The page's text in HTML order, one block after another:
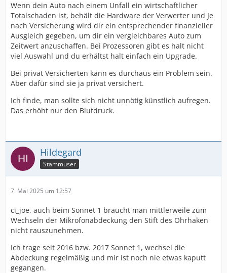
Wenn dein Auto nach einem Unfall ein wirtschaftlicher
Totalschaden ist, behält die Hardware der Verwerter und Je
nach Versicherung wird dir ein entsprechender finanzieller
Ausgleich gegeben, um dir ein vergleichbares Auto zum
Zeitwert anzuschaffen. Bei Prozessoren gibt es halt nicht
viel Auswahl und du erhältst halt einfach ein Upgrade.
Bei privat Versicherten kann es durchaus ein Problem sein.
Aber dafür sind sie ja privat versichert.
Ich finde, man sollte sich nicht unnötig künstlich aufregen.
Das erhöht nur den Blutdruck.
Hildegard
Stammuser
7. Mai 2025 um 12:57
ci_joe, auch beim Sonnet 1 braucht man mittlerweile zum
Wechseln der Mikrofonabdeckung den Stift des Ohrhaken
nicht rauszunehmen.
Ich trage seit 2016 bzw. 2017 Sonnet 1, wechsel die
Abdeckung regelmäßig und mir ist noch nie etwas kaputt
gegangen.